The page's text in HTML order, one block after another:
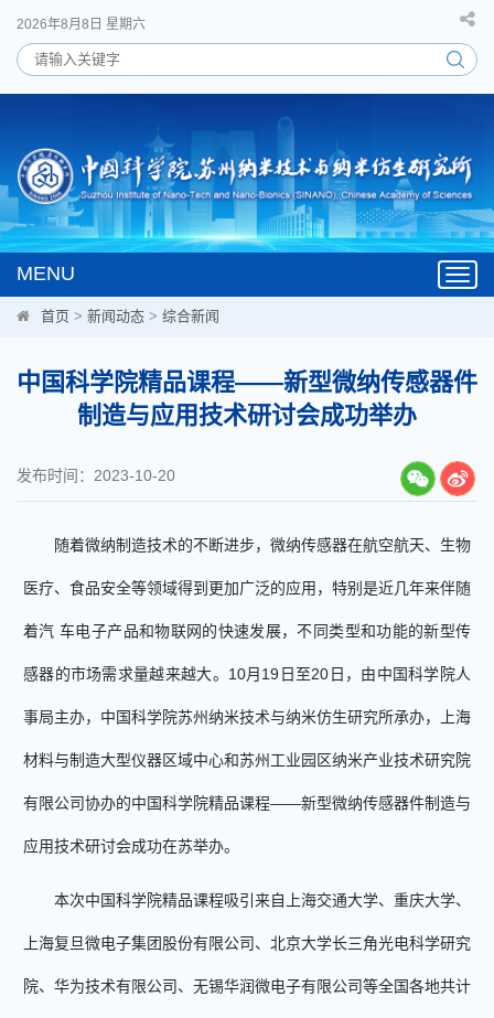
2026年8月8日 星期六
MENU
首页 > 新闻动态 > 综合新闻
中国科学院精品课程——新型微纳传感器件
制造与应用技术研讨会成功举办
发布时间：2023-10-20
随着微纳制造技术的不断进步，微纳传感器在航空航天、生物
医疗、食品安全等领域得到更加广泛的应用， 特别是近几年来伴随
着汽 车电子产品和物联网的快速发展，不同类型和功能的新型传
感器的市场需求量越来越大。 10月 19 日至20 日，由中国科学院人
事局主办， 中国科学院苏州纳米技术与纳米仿生研究所承办，上海
材料与制造大型仪器区域中心和苏州工业园区纳米产业技术研究院
有限公司协办的中国科学院精品课程——新型微纳传感器件制造与
应用技术研讨会成功在苏举办。
本次中国科学院精品课程吸引来自 上海交通大学、重庆大学、
上海复旦微电子集团股份有限公司、北京大学长三角光电科学研究
院、华为技术有限公司、无锡华润微电子有限公司等全国各地共计